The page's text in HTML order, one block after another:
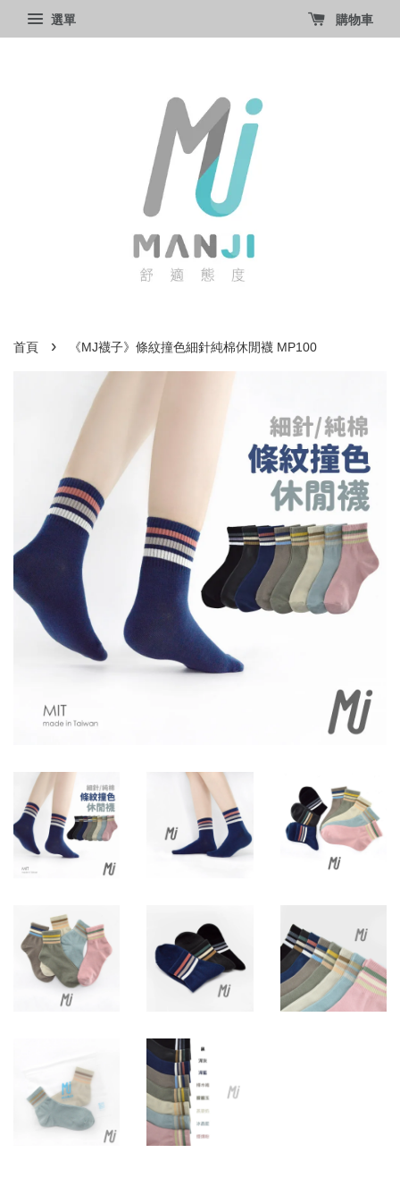
選單 購物車
首頁 › 《MJ襪子》條紋撞色細針純棉休閒襪 MP100